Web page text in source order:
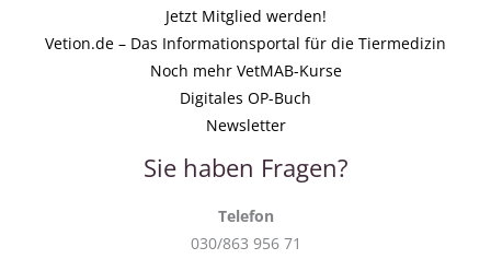
Jetzt Mitglied werden!
Vetion.de – Das Informationsportal für die Tiermedizin
Noch mehr VetMAB-Kurse
Digitales OP-Buch
Newsletter
Sie haben Fragen?
Telefon
030/863 956 71